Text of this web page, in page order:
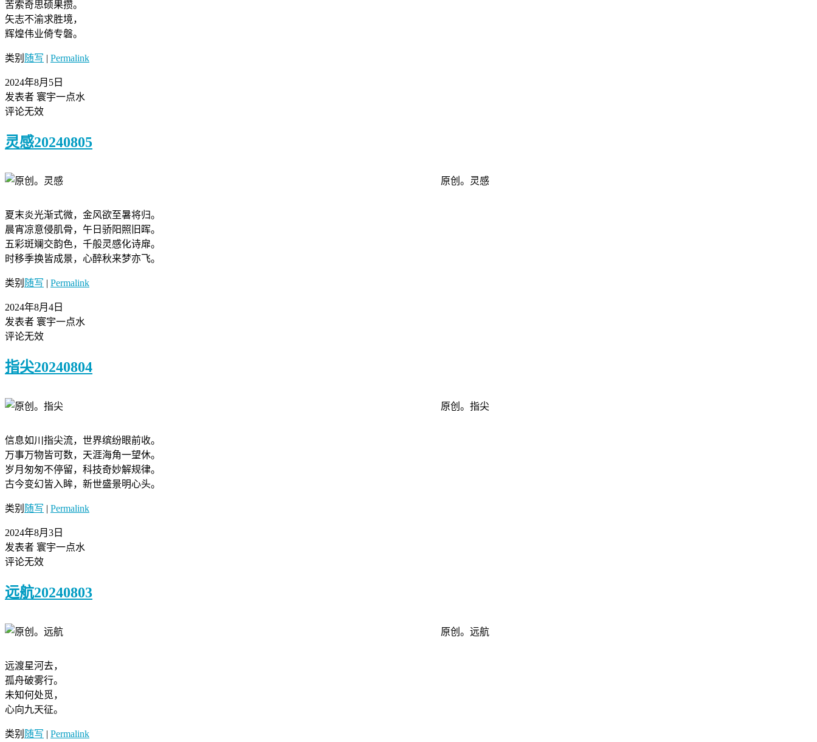
苦索奇思硕果攒。
矢志不渝求胜境，
辉煌伟业倚专磐。
类别 随写 | Permalink
2024年8月5日
发表者 寰宇一点水
评论无效
灵感20240805
原创。灵感
夏末炎光渐式微，金风欲至暑将归。
晨宵凉意侵肌骨，午日骄阳照旧晖。
五彩斑斓交韵色，千般灵感化诗扉。
时移季换皆成景，心醉秋来梦亦飞。
类别 随写 | Permalink
2024年8月4日
发表者 寰宇一点水
评论无效
指尖20240804
原创。指尖
信息如川指尖流，世界缤纷眼前收。
万事万物皆可数，天涯海角一望休。
岁月匆匆不停留，科技奇妙解规律。
古今变幻皆入眸，新世盛景明心头。
类别 随写 | Permalink
2024年8月3日
发表者 寰宇一点水
评论无效
远航20240803
原创。远航
远渡星河去，
孤舟破雾行。
未知何处觅，
心向九天征。
类别 随写 | Permalink